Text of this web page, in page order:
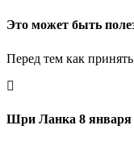
Это может быть
Перед тем как
Шри Ланка 8 января